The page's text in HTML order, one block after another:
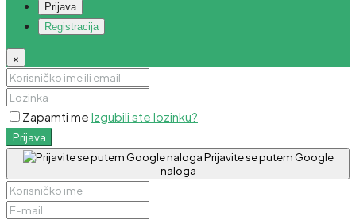
Prijava
Registracija
×
Zapamti me Izgubili ste lozinku?
Prijava
Prijavite se putem Google
naloga